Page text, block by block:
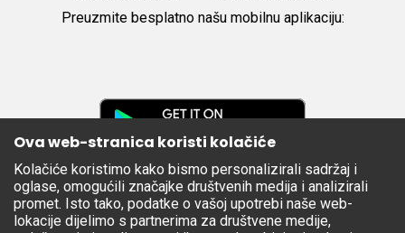
Preuzmite besplatno našu mobilnu aplikaciju:
Apple
Store
Ova web-stranica koristi kolačiće
Kolačiće koristimo kako bismo personalizirali sadržaj i
oglase, omogućili značajke društvenih medija i analizirali
promet. Isto tako, podatke o vašoj upotrebi naše web-
lokacije dijelimo s partnerima za društvene medije,